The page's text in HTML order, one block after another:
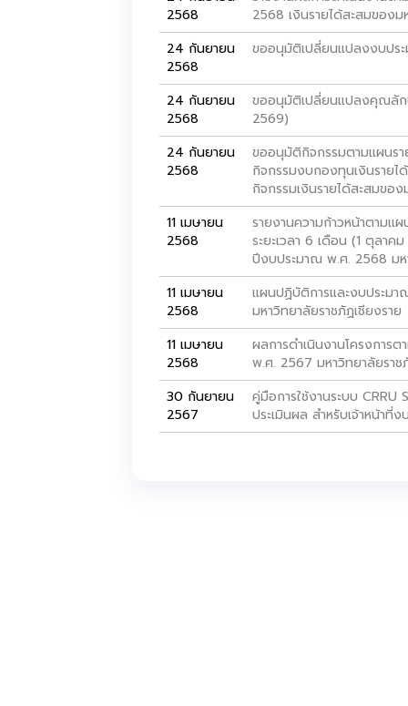
2568
2568 เงินรายได้สะสมของม
24 กันยายน
2568
ขออนุมัติเปลี่ยนแปลงงบปร
24 กันยายน
2568
ขออนุมัติเปลี่ยนแปลงคุณลั
2569)
24 กันยายน
2568
ขออนุมัติกิจกรรมตามแผนรา
กิจกรรมงบกองทุนเงินรายไ
กิจกรรมเงินรายได้สะสมขอ
11 เมษายน
2568
รายงานความก้าวหน้าตามแ
ระยะเวลา 6 เดือน (1 ตุลา
ปีงบประมาณ พ.ศ. 2568 มห
11 เมษายน
2568
แผนปฏิบัติการและงบประม
มหาวิทยาลัยราชภัฏเชียงราย
11 เมษายน
2568
ผลการดำเนินงานโครงการ
พ.ศ. 2567 มหาวิทยาลัยราช
30 กันยายน
2567
คู่มือการใช้งานระบบ CRRU
ประเมินผล สำหรับเจ้าหน้าที่